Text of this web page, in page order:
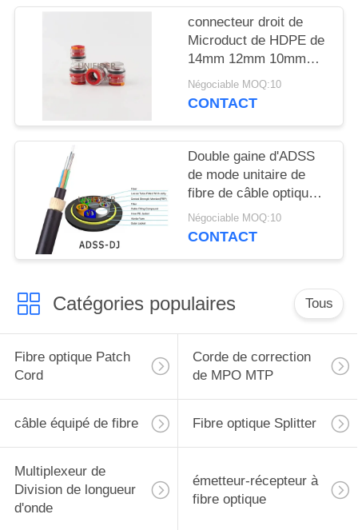
connecteur droit de
Microduct de HDPE de
14mm 12mm 10mm
avec des agrafes
Négociable MOQ:10
CONTACT
Double gaine d'ADSS
de mode unitaire de
fibre de câble optique
d'envergure extérieure
en vrac 100m
Négociable MOQ:10
CONTACT
Catégories populaires Tous
Fibre optique Patch
Cord
Corde de correction
de MPO MTP
câble équipé de fibre Fibre optique Splitter
Multiplexeur de
Division de longueur
d'onde
émetteur-récepteur à
fibre optique